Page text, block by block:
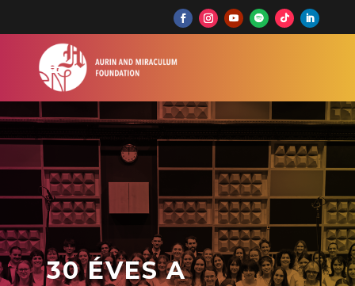
30 ÉVES A